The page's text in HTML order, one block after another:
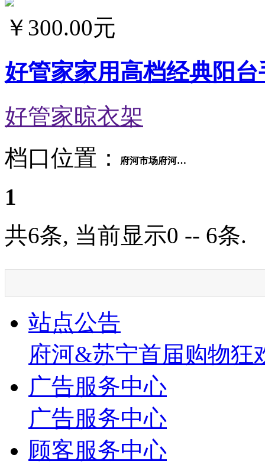
￥ 300.00元
好管家家用高档经典阳
好管家晾衣架
档口位置：
府河市场府河大道临区6号
1
共6条, 当前显示0 -- 6条.
站点公告
府河&苏宁首届购物狂
广告服务中心
广告服务中心
顾客服务中心